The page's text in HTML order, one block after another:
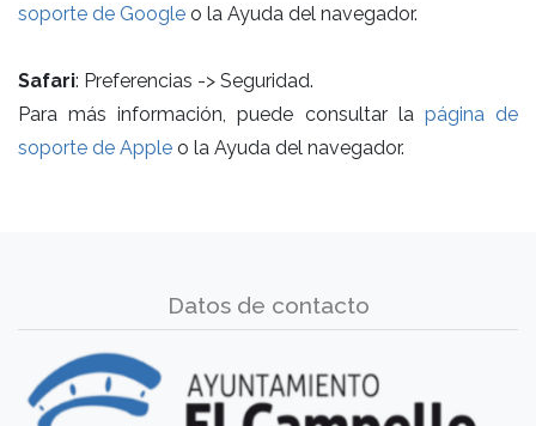
soporte de Google o la Ayuda del navegador.
Safari: Preferencias -> Seguridad.
Para más información, puede consultar la página de
soporte de Apple o la Ayuda del navegador.
Datos de contacto